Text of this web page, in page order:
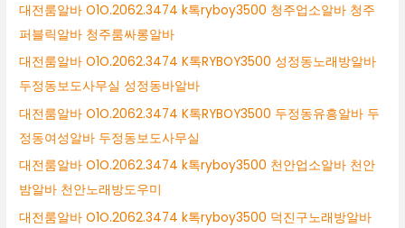
대전룸알바 O1O.2062.3474 k톡ryboy3500 청주업소알바 청주
퍼블릭알바 청주룸싸롱알바
대전룸알바 O1O.2062.3474 K톡RYBOY3500 성정동노래방알바
두정동보도사무실 성정동바알바
대전룸알바 O1O.2062.3474 K톡RYBOY3500 두정동유흥알바 두
정동여성알바 두정동보도사무실
대전룸알바 O1O.2062.3474 k톡ryboy3500 천안업소알바 천안
밤알바 천안노래방도우미
대전룸알바 O1O.2062.3474 k톡ryboy3500 덕진구노래방알바